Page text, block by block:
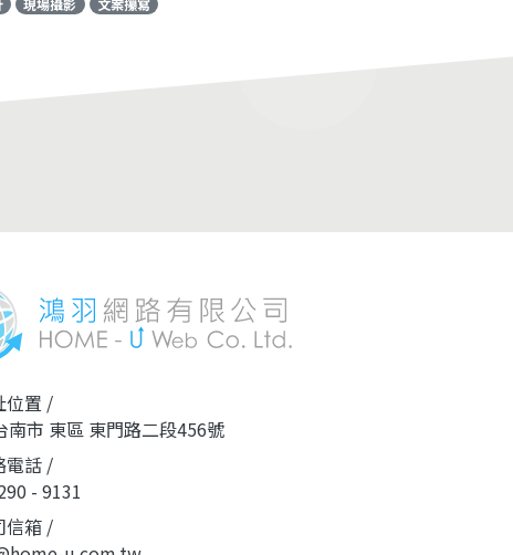
現場攝影 文案攥寫
位置 /
南市 東區 東門路二段456號
電話 /
- 9131
信箱 /